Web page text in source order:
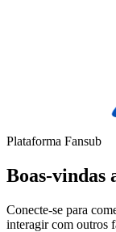
Plataforma Fansub
Boas-vindas
Conecte-se para
interagir com outros